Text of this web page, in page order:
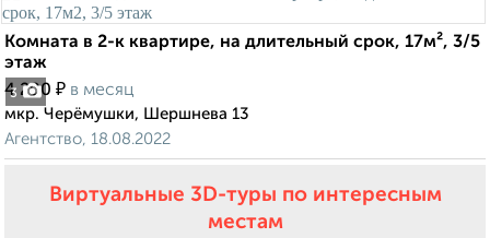
3
Комната в 2-к квартире, на длительный срок, 17м², 3/5
этаж
4 200 ₽ в месяц
мкр. Черёмушки, Шершнева 13
Агентство, 18.08.2022
Виртуальные 3D-туры по интересным
местам